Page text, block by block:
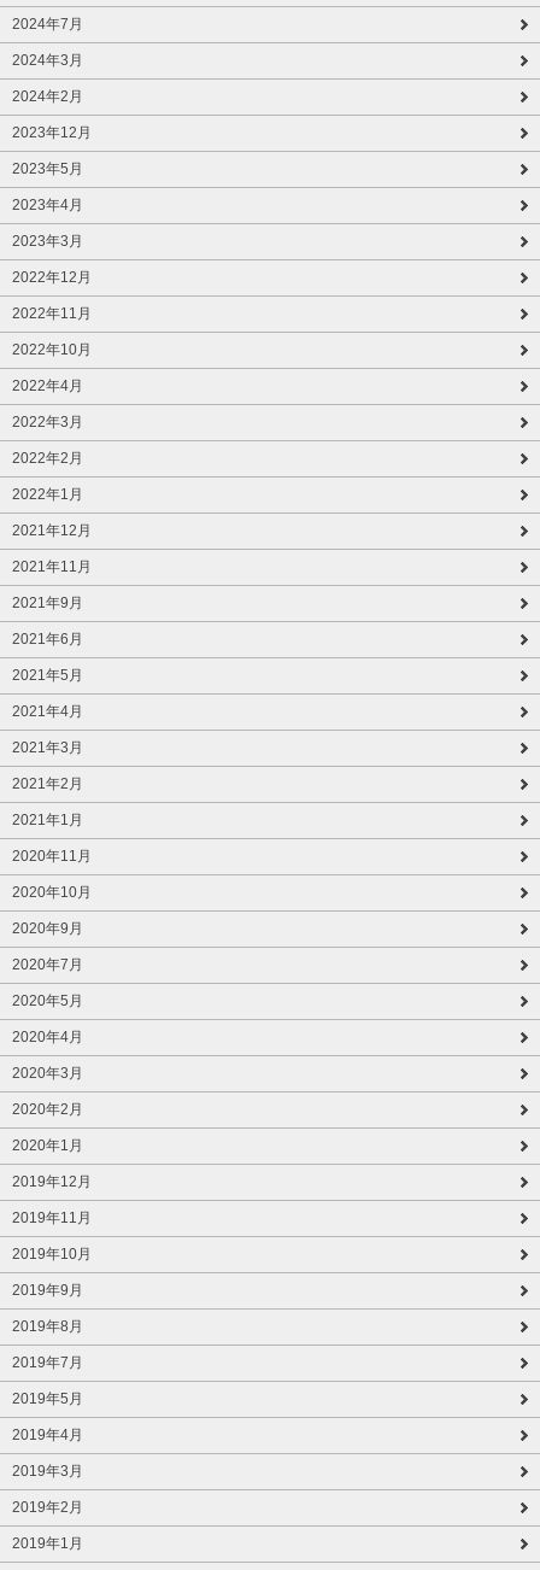
2024年7月
2024年3月
2024年2月
2023年12月
2023年5月
2023年4月
2023年3月
2022年12月
2022年11月
2022年10月
2022年4月
2022年3月
2022年2月
2022年1月
2021年12月
2021年11月
2021年9月
2021年6月
2021年5月
2021年4月
2021年3月
2021年2月
2021年1月
2020年11月
2020年10月
2020年9月
2020年7月
2020年5月
2020年4月
2020年3月
2020年2月
2020年1月
2019年12月
2019年11月
2019年10月
2019年9月
2019年8月
2019年7月
2019年5月
2019年4月
2019年3月
2019年2月
2019年1月